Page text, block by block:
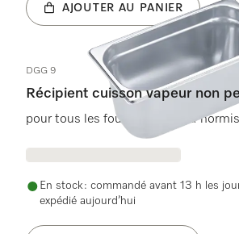
AJOUTER AU PANIER
DGG 9
Récipient cuisson vapeur non
pour tous les fours vapeur DG
En stock : commandé avant 13 h les
expédié aujourd’hui